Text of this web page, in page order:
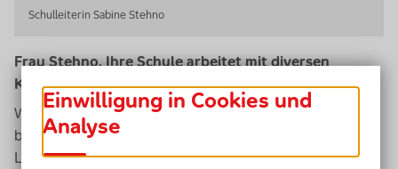
Schulleiterin Sabine Stehno
Frau Stehno, Ihre Schule arbeitet mit diversen
Kooperationspartnern zusammen. Warum?
Wir wollen den Kindern alle Facetten an Unterstützung
bieten. Wir finden, dass sie deshalb nicht mit uns
Lehrkräften alleine in unserer Schule sein sollten. Uns
Einwilligung in Cookies und
Analyse